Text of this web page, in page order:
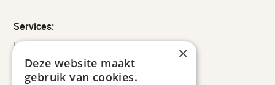
Services:
Leveringsinformatie
Retourbeleid
Informatie
×
Deze website maakt
gebruik van cookies.